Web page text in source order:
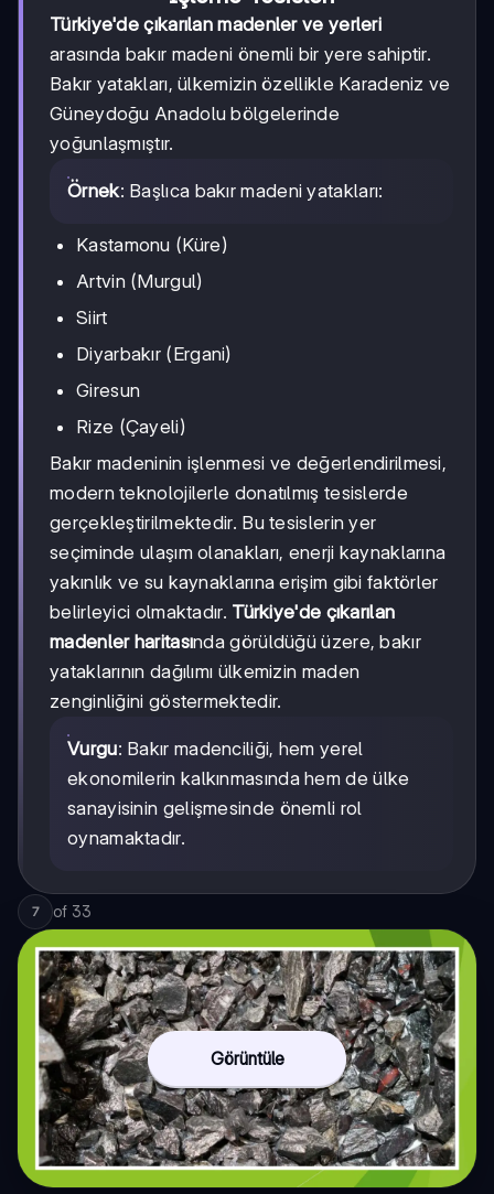
Türkiye'de çıkarılan madenler ve yerleri
arasında bakır madeni önemli bir yere sahiptir.
Bakır yatakları, ülkemizin özellikle Karadeniz ve
Güneydoğu Anadolu bölgelerinde
yoğunlaşmıştır.
Örnek: Başlıca bakır madeni yatakları:
Kastamonu (Küre)
Artvin (Murgul)
Siirt
Diyarbakır (Ergani)
Giresun
Rize (Çayeli)
Bakır madeninin işlenmesi ve değerlendirilmesi,
modern teknolojilerle donatılmış tesislerde
gerçekleştirilmektedir. Bu tesislerin yer
seçiminde ulaşım olanakları, enerji kaynaklarına
yakınlık ve su kaynaklarına erişim gibi faktörler
belirleyici olmaktadır. Türkiye'de çıkarılan
madenler haritasında görüldüğü üzere, bakır
yataklarının dağılımı ülkemizin maden
zenginliğini göstermektedir.
Vurgu: Bakır madenciliği, hem yerel
ekonomilerin kalkınmasında hem de ülke
sanayisinin gelişmesinde önemli rol
oynamaktadır.
7 of 33
Görüntüle